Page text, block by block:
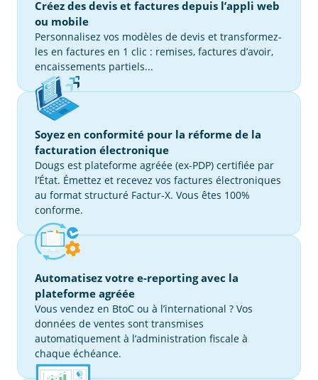
Créez des devis et factures depuis l’appli web
ou mobile
Personnalisez vos modèles de devis et transformez-
les en factures en 1 clic : remises, factures d’avoir,
encaissements partiels...
Soyez en conformité pour la réforme de la
facturation électronique
Dougs est plateforme agréée (ex-PDP) certifiée par
l’État. Émettez et recevez vos factures électroniques
au format structuré Factur-X. Vous êtes 100%
conforme.
Automatisez votre e-reporting avec la
plateforme agréée
Vous vendez en BtoC ou à l’international ? Vos
données de ventes sont transmises
automatiquement à l’administration fiscale à
chaque échéance.